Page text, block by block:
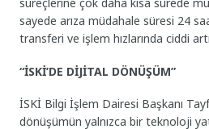
sayede arıza müdahale süresi 24
transferi ve işlem hızlarında ciddi
“İSKİ’DE DİJİTAL DÖNÜŞÜM”
İSKİ Bilgi İşlem Dairesi Başkanı
dönüşümün yalnızca bir teknoloji